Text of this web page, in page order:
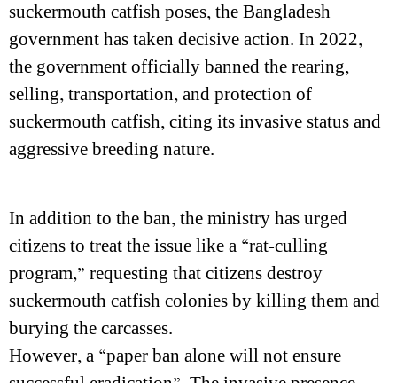
suckermouth catfish poses, the Bangladesh
government has taken decisive action. In 2022,
the government officially banned the rearing,
selling, transportation, and protection of
suckermouth catfish, citing its invasive status and
aggressive breeding nature.
In addition to the ban, the ministry has urged
citizens to treat the issue like a “rat-culling
program,” requesting that citizens destroy
suckermouth catfish colonies by killing them and
burying the carcasses.
However, a “paper ban alone will not ensure